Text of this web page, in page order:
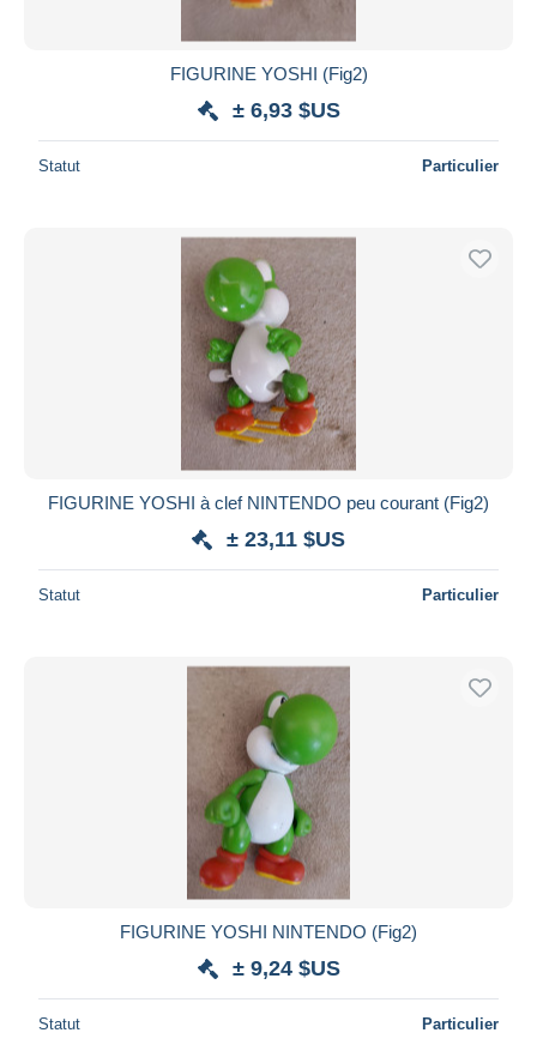
FIGURINE YOSHI (Fig2)
± 6,93 $US
Statut Particulier
FIGURINE YOSHI à clef NINTENDO peu courant (Fig2)
± 23,11 $US
Statut Particulier
FIGURINE YOSHI NINTENDO (Fig2)
± 9,24 $US
Statut Particulier